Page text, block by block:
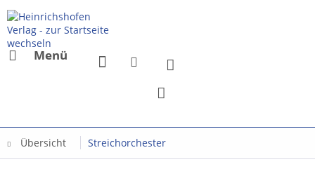
Menü
Übersicht Streichorchester